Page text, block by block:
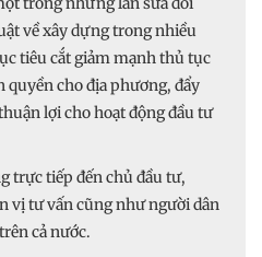
về xây dựng trong nhiều
tiêu cắt giảm mạnh thủ tục
cho địa phương, đẩy
lợi cho hoạt động đầu tư
trực tiếp đến chủ đầu tư,
vị tư vấn cũng như người dân
cả nước.